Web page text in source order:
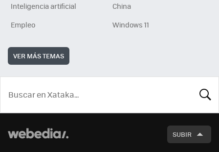
Inteligencia artificial
China
Empleo
Windows 11
VER MÁS TEMAS
SUBIR